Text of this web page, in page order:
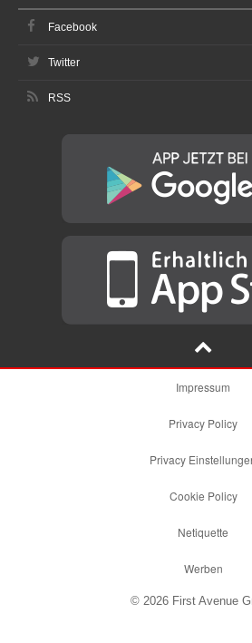
Facebook
Twitter
RSS
Impressum
Privacy Policy
Privacy
Cookie Policy
Netiquette
Werben
© 2026 First Avenue